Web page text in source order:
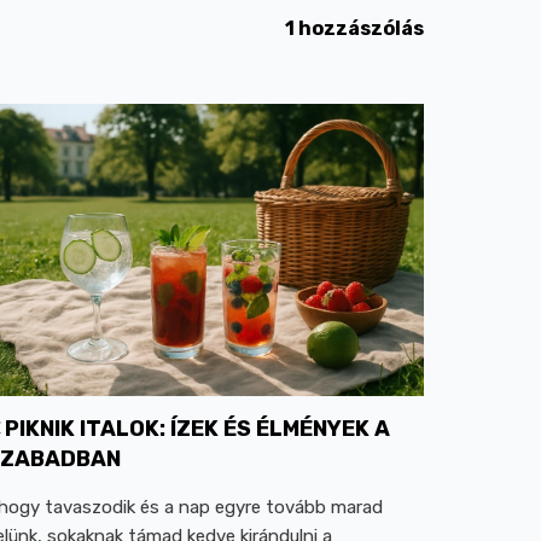
1 hozzászólás
PIKNIK ITALOK: ÍZEK ÉS ÉLMÉNYEK A
tavaszodik és a nap egyre tovább marad
sokaknak támad kedve kirándulni a